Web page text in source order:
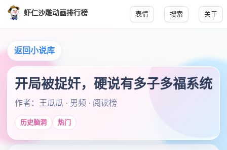
虾仁沙雕动画排行榜 表情 搜索 关于
返回小说库
开局被捉奸，硬说有多子多福系统
作者：王瓜瓜 · 男频 · 阅读榜
历史脑洞 热门